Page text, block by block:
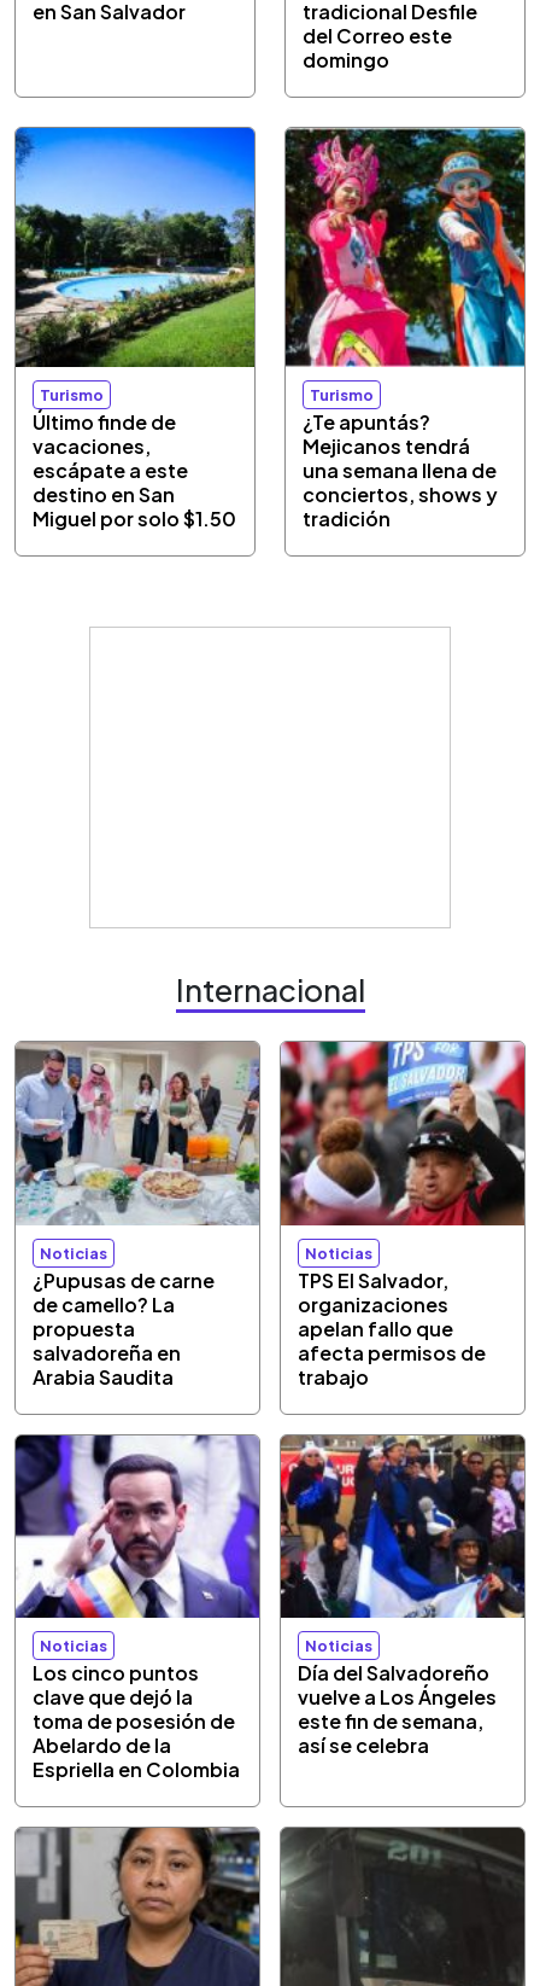
en San Salvador
tradicional Desfile
del Correo este
domingo
Turismo
Último finde de
vacaciones,
escápate a este
destino en San
Miguel por solo $1.50
Turismo
¿Te apuntás?
Mejicanos tendrá
una semana llena de
conciertos, shows y
tradición
Internacional
Noticias
¿Pupusas de carne
de camello? La
propuesta
salvadoreña en
Arabia Saudita
Noticias
TPS El Salvador,
organizaciones
apelan fallo que
afecta permisos de
trabajo
Noticias
Los cinco puntos
clave que dejó la
toma de posesión de
Abelardo de la
Espriella en Colombia
Noticias
Día del Salvadoreño
vuelve a Los Ángeles
este fin de semana,
así se celebra